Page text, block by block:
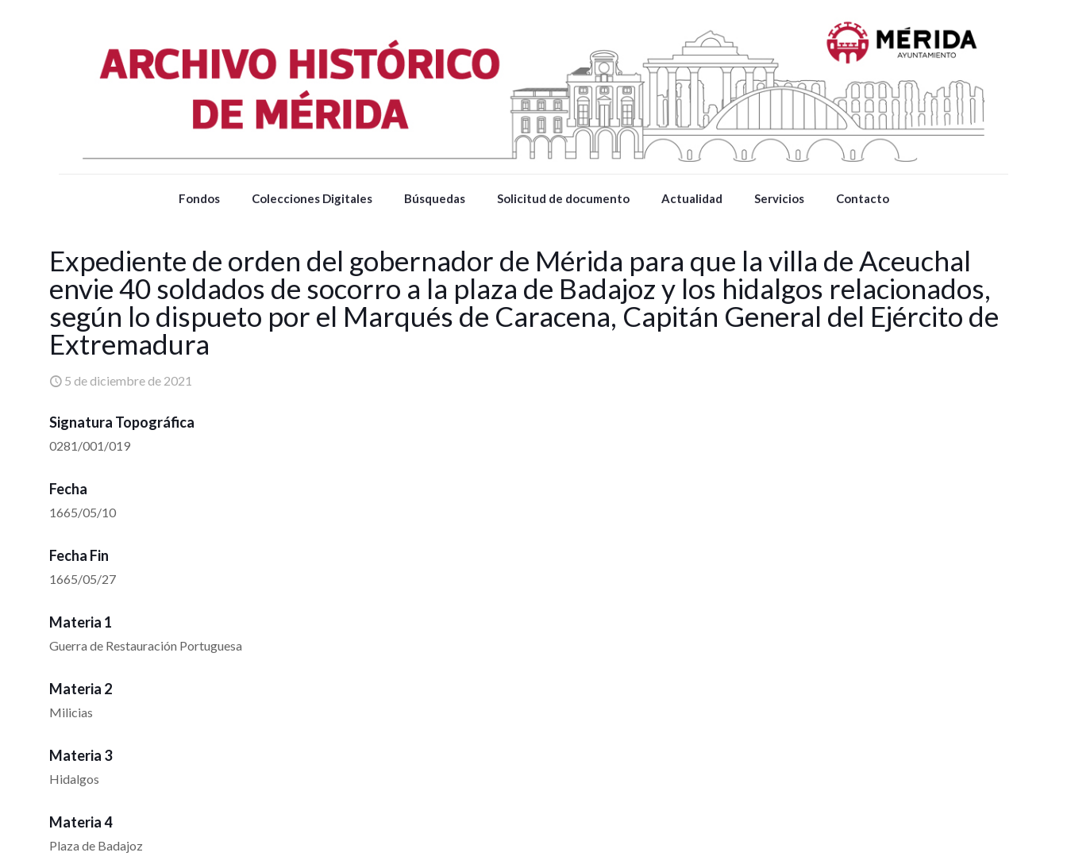
Fondos Colecciones Digitales Búsquedas Solicitud de documento Actualidad Servicios Contacto
Expediente de orden del gobernador de Mérida para que la villa de Aceuchal
envie 40 soldados de socorro a la plaza de Badajoz y los hidalgos relacionados,
según lo dispueto por el Marqués de Caracena, Capitán General del Ejército de
Extremadura
5 de diciembre de 2021
Signatura Topográfica
0281/001/019
Fecha
1665/05/10
Fecha Fin
1665/05/27
Materia 1
Guerra de Restauración Portuguesa
Materia 2
Milicias
Materia 3
Hidalgos
Materia 4
Plaza de Badajoz